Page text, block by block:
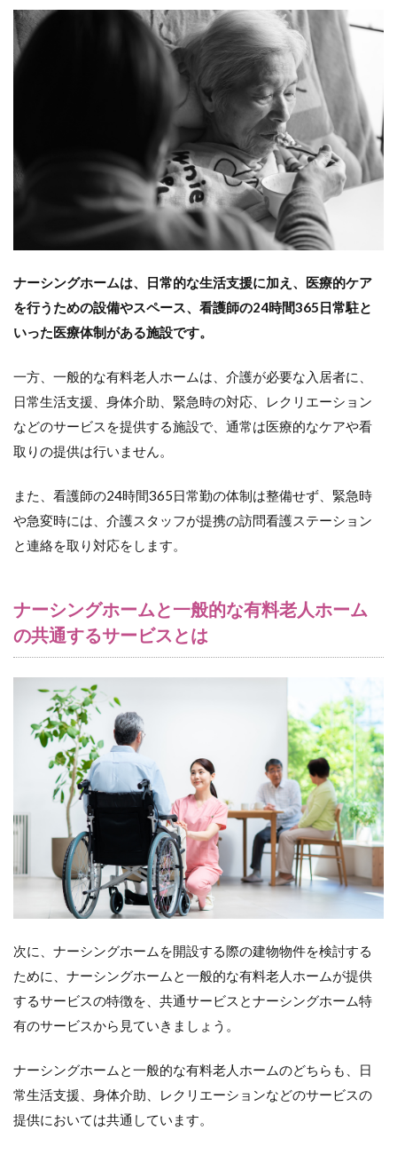
2
ナ
有
老
人
ホ
ー
の
共
通
す
る
サ
ス
と
は
管理
2.2
2.3
洗
濯・
掃
除・
見守
りな
どの
生活
支援
2.4
入浴
介
清
身体
整容
2.5
介助
2.6
体位
ナーシングホームは、日常的な生活支援に加え、医療的ケア
を行うための設備やスペース、看護師の24時間365日常駐と
いった医療体制がある施設です。
一方、一般的な有料老人ホームは、介護が必要な入居者に、
日常生活支援、身体介助、緊急時の対応、レクリエーション
などのサービスを提供する施設で、通常は医療的なケアや看
取りの提供は行いません。
また、看護師の24時間365日常勤の体制は整備せず、緊急時
や急変時には、介護スタッフが提携の訪問看護ステーション
と連絡を取り対応をします。
ナーシングホームと一般的な有料老人ホーム
の共通するサービスとは
次に、ナーシングホームを開設する際の建物物件を検討する
ために、ナーシングホームと一般的な有料老人ホームが提供
するサービスの特徴を、共通サービスとナーシングホーム特
有のサービスから見ていきましょう。
ナーシングホームと一般的な有料老人ホームのどちらも、日
常生活支援、身体介助、レクリエーションなどのサービスの
提供においては共通しています。